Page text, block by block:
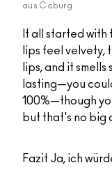
aus Coburg
It all started
lips feel velvety,
lips, and it
lasting—you
100%—though
but that's no big
Fazit Ja, ich